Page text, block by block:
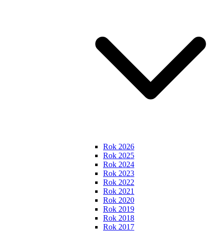
Rok 2026
Rok 2025
Rok 2024
Rok 2023
Rok 2022
Rok 2021
Rok 2020
Rok 2019
Rok 2018
Rok 2017